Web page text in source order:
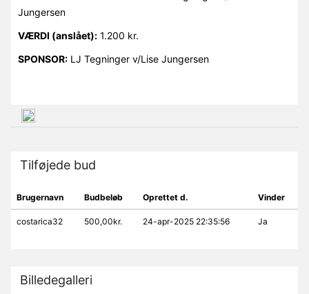
Jungersen
VÆRDI (anslået):1.200 kr.
SPONSOR:LJ Tegninger v/Lise Jungersen
Tilføjede bud
Brugernavn Budbeløb Oprettet d. Vinder
costarica32 500,00kr. 24-apr-2025 22:35:56 Ja
Billedegalleri